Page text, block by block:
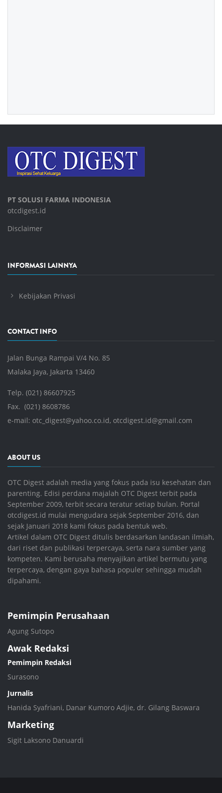
PT SOLUSI FARMA INDONESIA
otcdigest.id
Disclaimer
INFORMASI LAINNYA
Kebijakan Privasi
CONTACT INFO
Jalan Bunga Rampai V/4 No. 85
Malaka Jaya, Jakarta 13460
Telp. (021) 86607925
Fax. (021) 8608786
e-mail: otc_digest@yahoo.co.id, otcdigest.id@gmail.com
ABOUT US
OTC Digest adalah media yang fokus pada isu kesehatan dan
parenting. Edisi perdana majalah OTC Digest terbit pada
September 2009, terbit secara teratur setiap bulan. Portal
otcdigest.id mulai mengudara sejak September 2016, dan
sejak Januari 2018 kami fokus pada bentuk web.
Artikel dalam OTC Digest ditulis berdasarkan landasan ilmiah,
dari riset dan publikasi terpercaya, serta nara sumber yang
kompeten. Kami berusaha menyajikan artikel bermutu yang
terpercaya, dengan gaya bahasa populer sehingga mudah
dipahami.
Pemimpin Perusahaan
Agung Sutopo
Awak Redaksi
Pemimpin Redaksi
Surasono
Jurnalis
Hanida Syafriani, Danar Kumoro Adjie, dr. Gilang Baswara
Marketing
Sigit Laksono Danuardi